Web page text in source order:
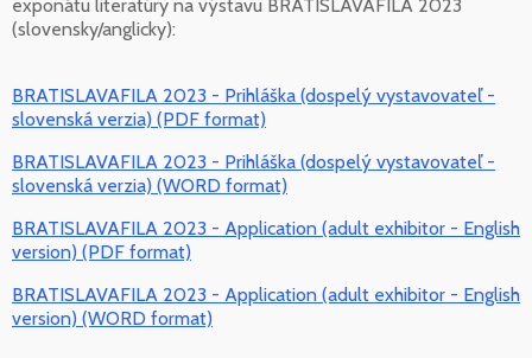
exponátu literatúry na výstavu BRATISLAVAFILA 2023
(slovensky/anglicky):
BRATISLAVAFILA 2023 - Prihláška (dospelý vystavovateľ -
slovenská verzia) (PDF format)
BRATISLAVAFILA 2023 - Prihláška (dospelý vystavovateľ -
slovenská verzia) (WORD format)
BRATISLAVAFILA 2023 - Application (adult exhibitor - English
version) (PDF format)
BRATISLAVAFILA 2023 - Application (adult exhibitor - English
version) (WORD format)